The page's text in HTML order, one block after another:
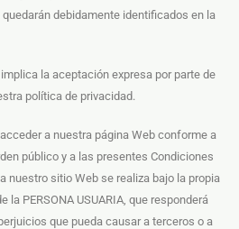
debidamente identificados en la
la aceptación expresa por parte de
política de privacidad.
acceder a nuestra página Web conforme a
público y a las presentes Condiciones
nuestro sitio Web se realiza bajo la propia
la PERSONA USUARIA, que responderá
que pueda causar a terceros o a